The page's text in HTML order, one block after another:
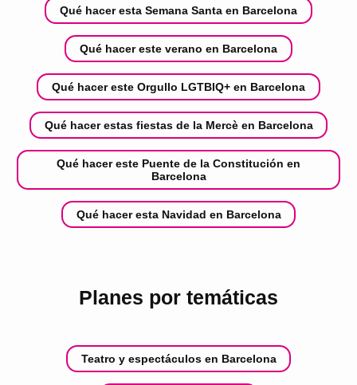
Qué hacer esta Semana Santa en Barcelona
Qué hacer este verano en Barcelona
Qué hacer este Orgullo LGTBIQ+ en Barcelona
Qué hacer estas fiestas de la Mercè en Barcelona
Qué hacer este Puente de la Constitución en
Barcelona
Qué hacer esta Navidad en Barcelona
Planes por temáticas
Teatro y espectáculos en Barcelona